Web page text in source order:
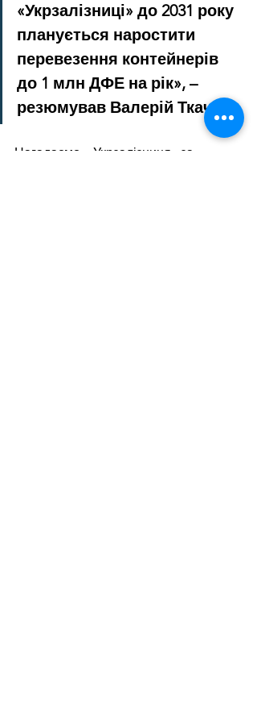
«Укрзалізниці» до 2031 року
планується наростити
перевезення контейнерів
до 1 млн ДФЕ на рік», –
резюмував Валерій Ткачов.
Нагадаємо, «Укрзалізниця» за